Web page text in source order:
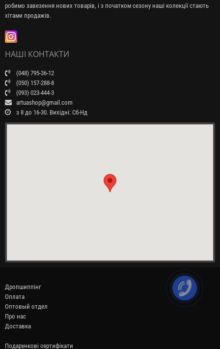
робимо завезення нових товарів, і з початком сезону наші колекції стають
хітами продажів.
НАШІ КОНТАКТИ
(048) 795-36-12
(050) 157-288-8
(093) 023-444-3
artuashop@gmail.com
з 8 до 16-30. Вихідні: Сб-Нд
Дропшиппінг
Оплата
Оптовый отдел
Про нас
Доставка
Подарункові сертифікати